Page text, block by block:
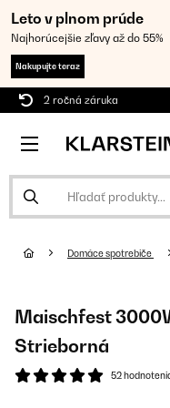
Leto v plnom prúde
Najhorúcejšie zľavy až do 55%
Nakupujte teraz
2 ročná záruka
Domáce spotrebiče
Maischfest
Strieborná
52